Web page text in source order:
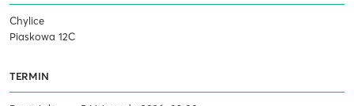
Chylice
Piaskowa 12C
TERMIN